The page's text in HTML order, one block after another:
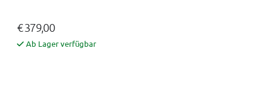
€ 379,00
Ab Lager verfügbar